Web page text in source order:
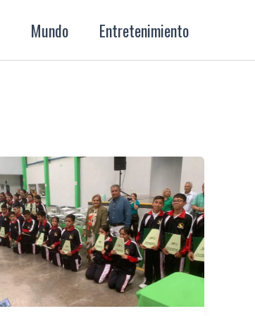
Mundo Entretenimiento